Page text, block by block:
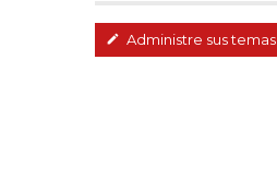
Administre sus temas